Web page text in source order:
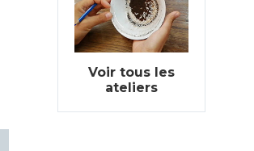
Voir tous les
ateliers